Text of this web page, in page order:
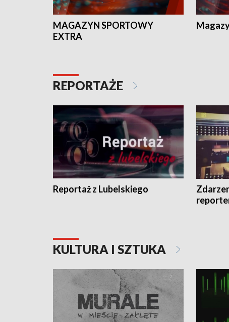
MAGAZYN SPORTOWY
EXTRA
REPORTAŻE
Reportaż z Lubelskiego
KULTURA I SZTUKA